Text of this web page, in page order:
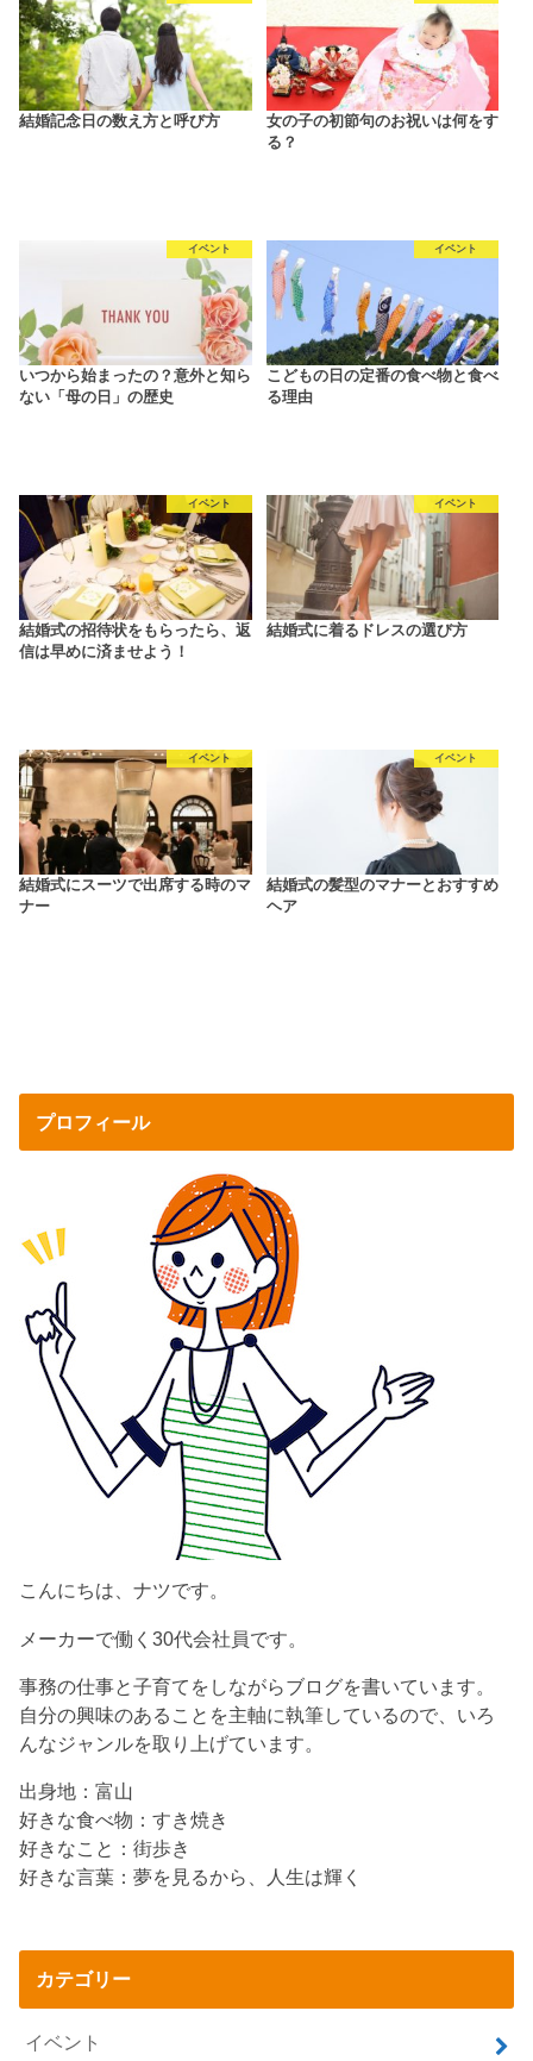
結婚記念日の数え方と呼び方
女の子の初節句のお祝いは何をす
る？
イベント
いつから始まったの？意外と知ら
ない「母の日」の歴史
イベント
こどもの日の定番の食べ物と食べ
る理由
イベント
結婚式の招待状をもらったら、返
信は早めに済ませよう！
イベント
結婚式に着るドレスの選び方
イベント
結婚式にスーツで出席する時のマ
ナー
イベント
結婚式の髪型のマナーとおすすめ
ヘア
プロフィール
こんにちは、ナツです。
メーカーで働く30代会社員です。
事務の仕事と子育てをしながらブログを書いています。
自分の興味のあることを主軸に執筆しているので、いろ
んなジャンルを取り上げています。
出身地：富山
好きな食べ物：すき焼き
好きなこと：街歩き
好きな言葉：夢を見るから、人生は輝く
カテゴリー
イベント